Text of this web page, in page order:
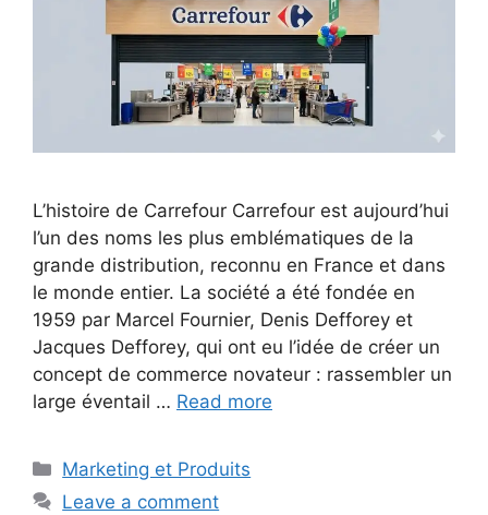
L’histoire de Carrefour Carrefour est aujourd’hui
l’un des noms les plus emblématiques de la
grande distribution, reconnu en France et dans
le monde entier. La société a été fondée en
1959 par Marcel Fournier, Denis Defforey et
Jacques Defforey, qui ont eu l’idée de créer un
concept de commerce novateur : rassembler un
large éventail … Read more
Categories
Marketing et Produits
Leave a comment